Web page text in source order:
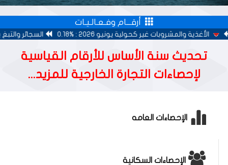
أرقـــام وفـعـالـيـات
والمشروبات غير كحولية يونيو 2026 : %0.18 السجائر والتبغ يونيو 2026 : %0.00
تحديث سنة الأساس للأرقام القياسية
لإحصاءات التجارة الخارجية للمزيد...
الإحصاءات العامه
الإحصاءات السكانية